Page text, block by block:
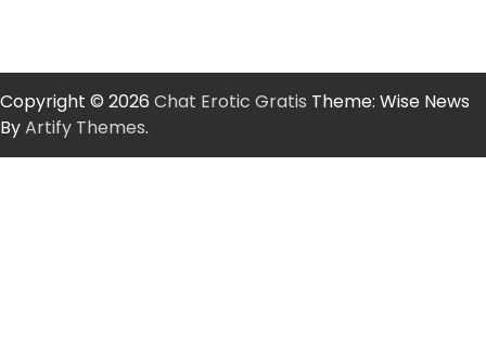
Copyright © 2026 Chat Erotic Gratis Theme: Wise News
ByArtify Themes.